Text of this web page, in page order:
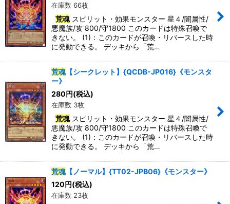
並び順:
カテゴリ:
在庫数 66枚
荒魂スピリット・効果モンスター 星４/闇属性/
悪魔族/攻 800/守1800 このカードは特殊召喚で
きない。 (1)：このカードが召喚・リバースした時
に発動できる。 デッキから「荒…
荒魂【シークレット】{QCDB-JP016}《モンスタ
ー》
280円(税込)
在庫数 3枚
荒魂スピリット・効果モンスター 星４/闇属性/
悪魔族/攻 800/守1800 このカードは特殊召喚で
きない。 (1)：このカードが召喚・リバースした時
に発動できる。 デッキから「荒…
荒魂【ノーマル】{TT02-JPB06}《モンスター》
120円(税込)
在庫数 23枚